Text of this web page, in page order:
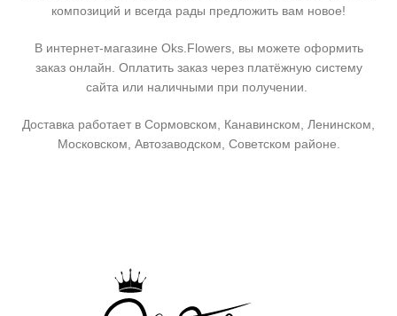
композиций и всегда рады предложить вам новое!
В интернет-магазине Oks.Flowers, вы можете оформить
заказ онлайн. Оплатить заказ через платёжную систему
сайта или наличными при получении.
Доставка работает в Сормовском, Канавинском, Ленинском,
Московском, Автозаводском, Советском районе.